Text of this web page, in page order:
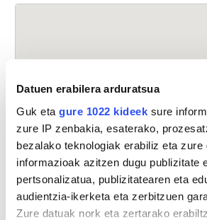
Datuen erabilera arduratsua
Guk eta gure 1022 kideek sure
zure IP zenbakia, esaterako,
bezalako teknologiak erabiliz eta zure
informazioak azitzen dugu publizitate
pertsonalizatua, publizitatearen eta
audientzia-ikerketa eta zerbitzuen
Zure datuak nork eta zertarako